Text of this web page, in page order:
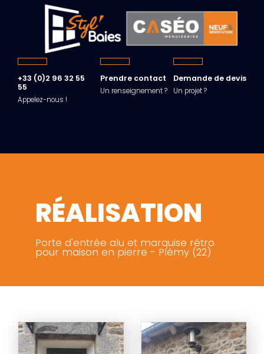
+33 (0)2 96 32 55
55
Appelez-nous !
Prendre contact
Un renseignement ?
Demande de devis
Un projet ?
RÉALISATION
Porte d'entrée alu et marquise rétro
pour maison en pierre - Plémy (22)